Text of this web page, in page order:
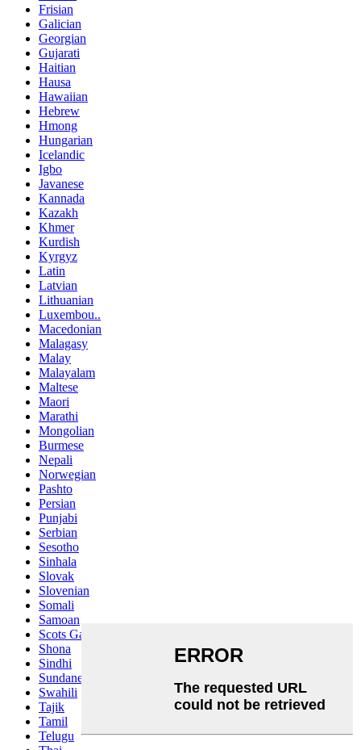
Frisian
Galician
Georgian
Gujarati
Haitian
Hausa
Hawaiian
Hebrew
Hmong
Hungarian
Icelandic
Igbo
Javanese
Kannada
Kazakh
Khmer
Kurdish
Kyrgyz
Latin
Latvian
Lithuanian
Luxembou..
Macedonian
Malagasy
Malay
Malayalam
Maltese
Maori
Marathi
Mongolian
Burmese
Nepali
Norwegian
Pashto
Persian
Punjabi
Serbian
Sesotho
Sinhala
Slovak
Slovenian
Somali
Samoan
Scots Gaelic
Shona
Sindhi
Sundanese
Swahili
Tajik
Tamil
Telugu